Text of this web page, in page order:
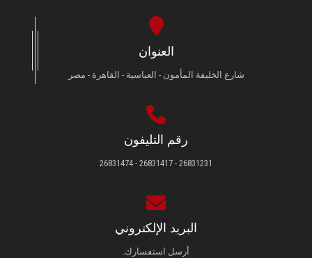
العنوان
شارع الخليفة المأمون - العباسية - القاهرة - مصر
رقم التليفون
26831231 - 26831417 - 26831474
البريد الإلكتروني
أرسل استفسارك.